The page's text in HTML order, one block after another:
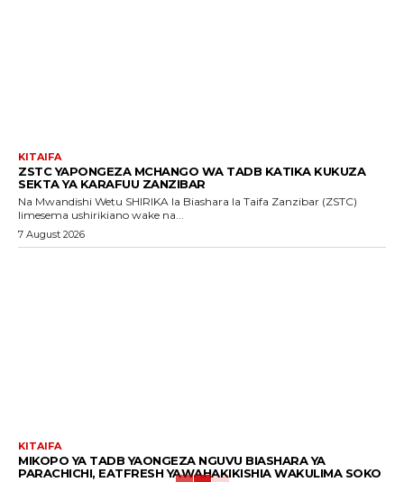
KITAIFA
ZSTC YAPONGEZA MCHANGO WA TADB KATIKA KUKUZA
SEKTA YA KARAFUU ZANZIBAR
Na Mwandishi Wetu SHIRIKA la Biashara la Taifa Zanzibar (ZSTC)
limesema ushirikiano wake na...
7 August 2026
KITAIFA
MIKOPO YA TADB YAONGEZA NGUVU BIASHARA YA
PARACHICHI, EATFRESH YAWAHAKIKISHIA WAKULIMA SOKO